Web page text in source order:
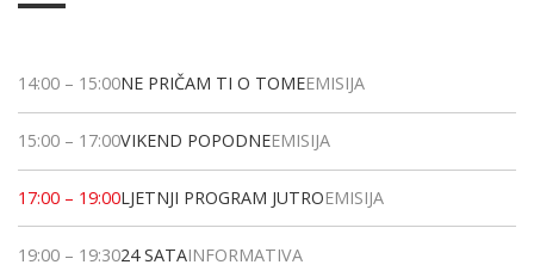
14:00 – 15:00NE PRIČAM TI O TOMEEMISIJA
15:00 – 17:00VIKEND POPODNEEMISIJA
17:00 – 19:00LJETNJI PROGRAM JUTROEMISIJA
19:00 – 19:3024 SATAINFORMATIVA